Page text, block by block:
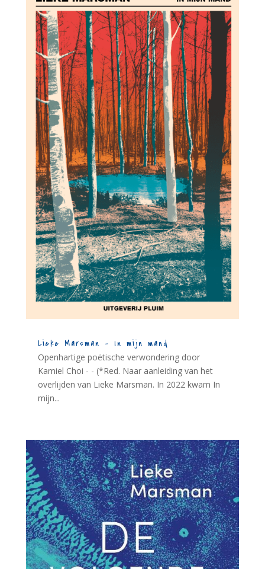
Lieke Marsman – In mijn mand
Openhartige poëtische verwondering door
Kamiel Choi - - (*Red. Naar aanleiding van het
overlijden van Lieke Marsman. In 2022 kwam In
mijn...